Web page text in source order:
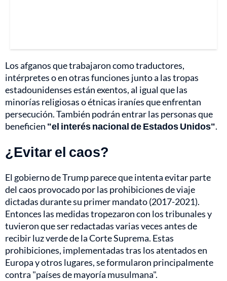
Los afganos que trabajaron como traductores,
intérpretes o en otras funciones junto a las tropas
estadounidenses están exentos, al igual que las
minorías religiosas o étnicas iraníes que enfrentan
persecución. También podrán entrar las personas que
beneficien "el interés nacional de Estados Unidos".
¿Evitar el caos?
El gobierno de Trump parece que intenta evitar parte
del caos provocado por las prohibiciones de viaje
dictadas durante su primer mandato (2017-2021).
Entonces las medidas tropezaron con los tribunales y
tuvieron que ser redactadas varias veces antes de
recibir luz verde de la Corte Suprema. Estas
prohibiciones, implementadas tras los atentados en
Europa y otros lugares, se formularon principalmente
contra "países de mayoría musulmana".